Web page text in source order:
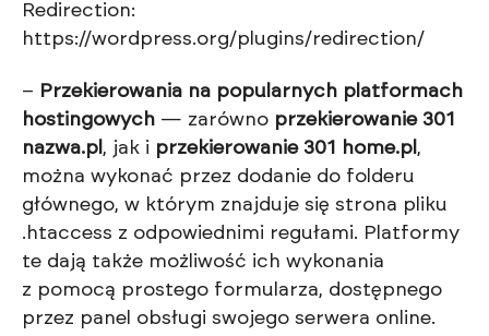
Redirection:
https://wordpress.org/plugins/redirection/
– Przekierowania na popularnych platformach
hostingowych — zarówno przekierowanie 301
nazwa.pl , jak i przekierowanie 301 home.pl ,
można wykonać przez dodanie do folderu
głównego, w którym znajduje się strona pliku
.htaccess z odpowiednimi regułami. Platformy
te dają także możliwość ich wykonania
z pomocą prostego formularza, dostępnego
przez panel obsługi swojego serwera online.